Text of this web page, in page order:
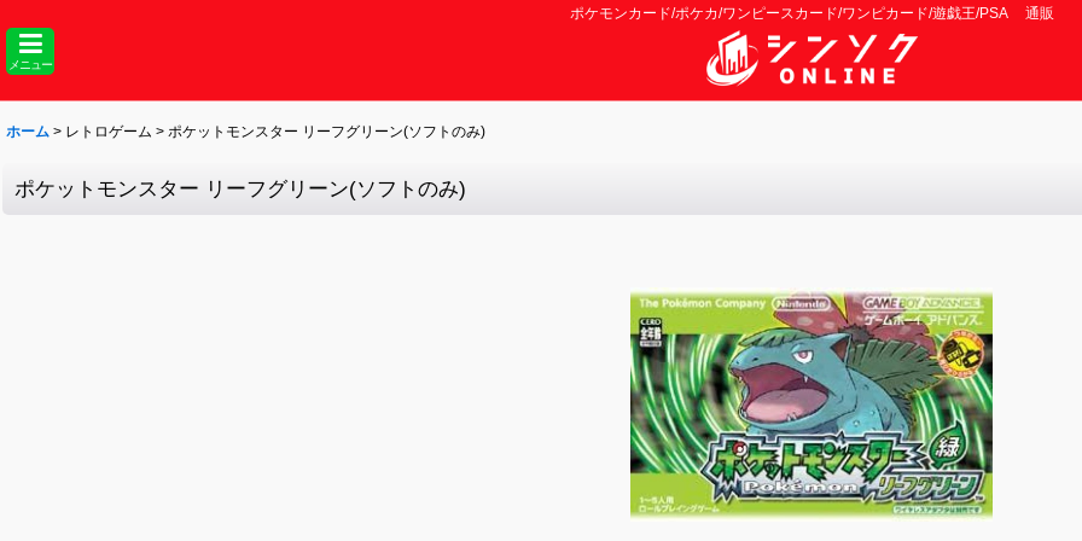
ポケモンカード/ポケカ/ワンピースカード/ワンピカード/遊戯王/PSA 通販
メニュー
ホーム > レトロゲーム > ポケットモンスター リーフグリーン(ソフトのみ)
ポケットモンスター リーフグリーン(ソフトのみ)